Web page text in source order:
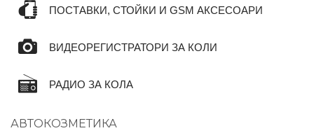
ПОСТАВКИ, СТОЙКИ И GSM АКСЕСОАРИ
ВИДЕОРЕГИСТРАТОРИ ЗА КОЛИ
РАДИО ЗА КОЛА
АВТОКОЗМЕТИКА